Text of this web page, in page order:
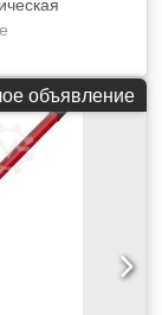
цена около
в
к надежности,
(8 т) Общая
Нижнее
мм выше
объявление